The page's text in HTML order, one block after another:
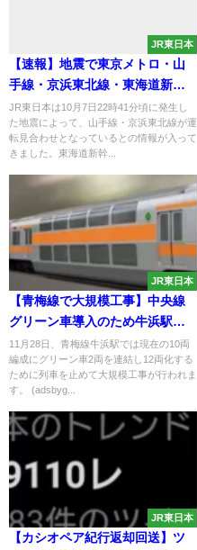
JR東日本
【速報】地震で東京メトロ・山
手線・京浜東北線・東海道新幹
線などが運転見合わせ
JR東日本は10月7日22時41分頃に発生し
た地震によって、山手線・京浜東北線が運
転見合わせとなっているとの情報が入って
きました。東海道新幹...
JR東日本
【青梅線で大規模工事】中央線
グリーン車導入のため牛浜駅の
線路を移動 全列車運休しバス代
行に
11月28日、青梅線牛浜駅では現在の10両
編成にグリーン車2両を連結し12両化する
ために列車を止めて大規模工事が行われま
す。 (adsbyg...
JR東日本
【カシオペア紀行返却回送】ツ